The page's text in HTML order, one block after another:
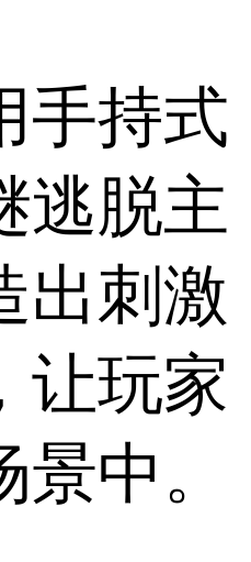
手持式
逃脱主
出刺激
让玩家
中。